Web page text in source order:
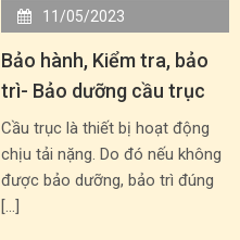
11/05/2023
Bảo hành, Kiểm tra, bảo
trì- Bảo dưỡng cầu trục
Cầu trục là thiết bị hoạt động
chịu tải nặng. Do đó nếu không
được bảo dưỡng, bảo trì đúng
[…]